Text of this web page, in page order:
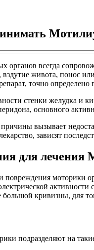
органов всегда
живота, понос
точно определено
стенки желудка и
основного
вызывает
зависят
для лечения
моторики
большой кривизны, для
подразделяют на